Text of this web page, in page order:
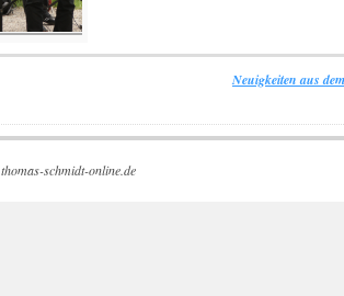
Neuigkeiten aus
thomas-schmidt-online.de